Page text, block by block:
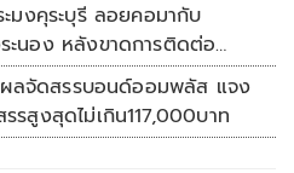
ะมงคุระบุรี ลอยคอมากับ
ะนอง หลังขาดการติดต่อ
ผลจัดสรรบอนด์ออมพลัส แจง
รสูงสุดไม่เกิน117,000บาท